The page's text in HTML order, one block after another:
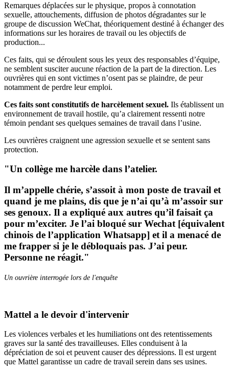
Remarques déplacées sur le physique, propos à connotation
sexuelle, attouchements, diffusion de photos dégradantes sur le
groupe de discussion WeChat, théoriquement destiné à échanger des
informations sur les horaires de travail ou les objectifs de
production...
Ces faits, qui se déroulent sous les yeux des responsables d’équipe,
ne semblent susciter aucune réaction de la part de la direction. Les
ouvrières qui en sont victimes n’osent pas se plaindre, de peur
notamment de perdre leur emploi.
Ces faits sont constitutifs de harcèlement sexuel. Ils établissent un
environnement de travail hostile, qu’a clairement ressenti notre
témoin pendant ses quelques semaines de travail dans l’usine.
Les ouvrières craignent une agression sexuelle et se sentent sans
protection.
"Un collège me harcèle dans l’atelier.
Il m’appelle chérie, s’assoit à mon poste de travail et
quand je me plains, dis que je n’ai qu’à m’assoir sur
ses genoux. Il a expliqué aux autres qu’il faisait ça
pour m’exciter. Je l’ai bloqué sur Wechat [équivalent
chinois de l’application Whatsapp] et il a menacé de
me frapper si je le débloquais pas. J’ai peur.
Personne ne réagit."
Un ouvrière interrogée lors de l'enquête
Mattel a le devoir d'intervenir
Les violences verbales et les humiliations ont des retentissements
graves sur la santé des travailleuses. Elles conduisent à la
dépréciation de soi et peuvent causer des dépressions. Il est urgent
que Mattel garantisse un cadre de travail serein dans ses usines.